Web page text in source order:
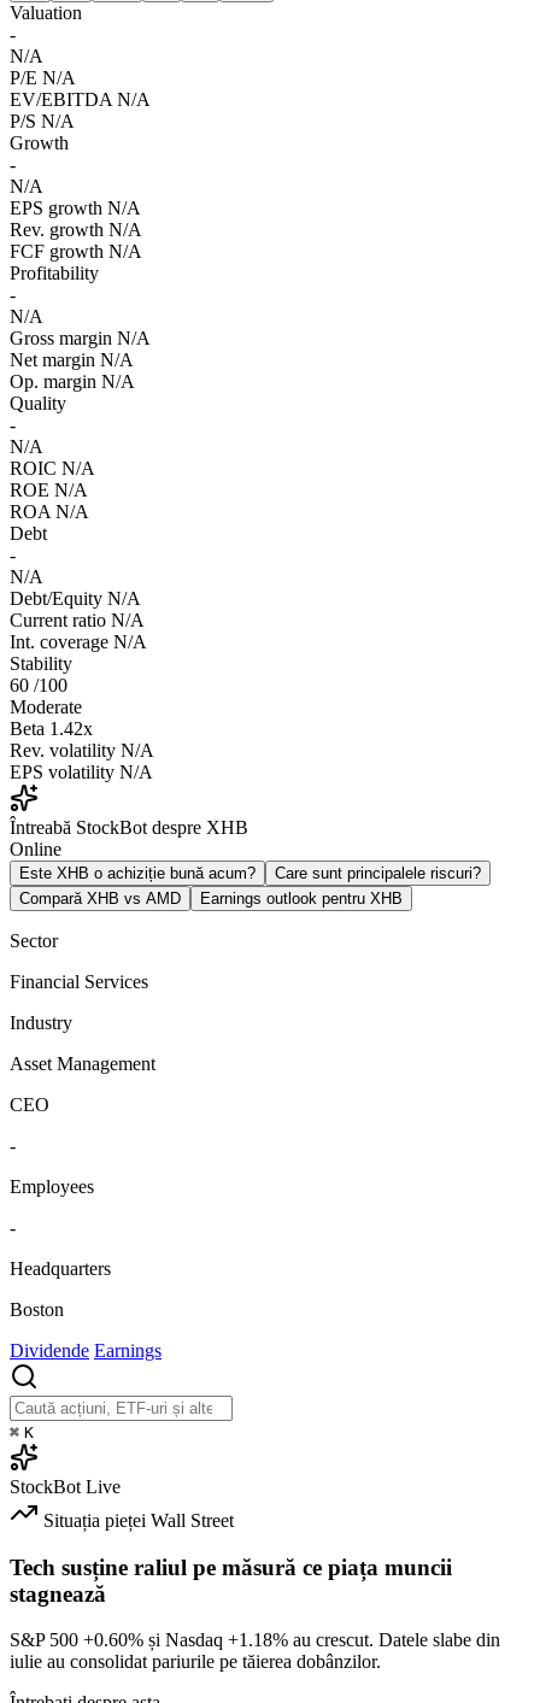
Valuation
-
N/A
P/E N/A
EV/EBITDA N/A
P/S N/A
Growth
-
N/A
EPS growth N/A
Rev. growth N/A
FCF growth N/A
Profitability
-
N/A
Gross margin N/A
Net margin N/A
Op. margin N/A
Quality
-
N/A
ROIC N/A
ROE N/A
ROA N/A
Debt
-
N/A
Debt/Equity N/A
Current ratio N/A
Int. coverage N/A
Stability
60 /100
Moderate
Beta 1.42x
Rev. volatility N/A
EPS volatility N/A
Întreabă StockBot despre XHB
Online
Este XHB o achiziție bună acum?
Care sunt principalele riscuri?
Compară XHB vs AMD
Earnings outlook pentru XHB
Sector
Financial Services
Industry
Asset Management
CEO
-
Employees
-
Headquarters
Boston
Dividende Earnings
⌘ K
StockBot Live
Situația pieței Wall Street
Tech susține raliul pe măsură ce piața muncii
stagnează
S&P 500 +0.60% și Nasdaq +1.18% au crescut. Datele slabe din
iulie au consolidat pariurile pe tăierea dobânzilor.